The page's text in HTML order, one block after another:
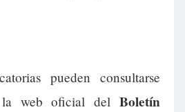
pueden consultarse
la web oficial del Boletín